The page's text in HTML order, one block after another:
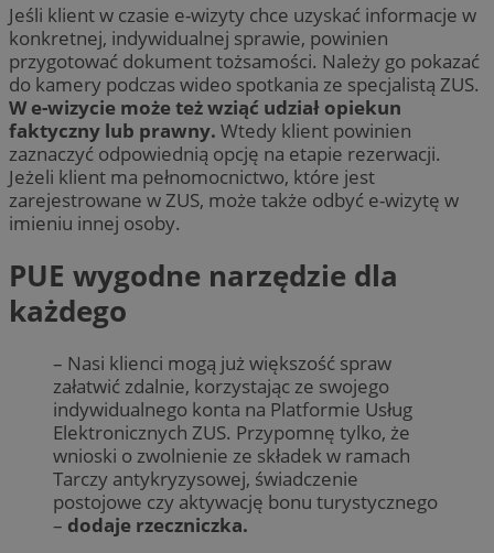
Jeśli klient w czasie e-wizyty chce uzyskać informacje w
konkretnej, indywidualnej sprawie, powinien
przygotować dokument tożsamości. Należy go pokazać
do kamery podczas wideo spotkania ze specjalistą ZUS.
W e-wizycie może też wziąć udział opiekun
faktyczny lub prawny. Wtedy klient powinien
zaznaczyć odpowiednią opcję na etapie rezerwacji.
Jeżeli klient ma pełnomocnictwo, które jest
zarejestrowane w ZUS, może także odbyć e-wizytę w
imieniu innej osoby.
PUE wygodne narzędzie dla
każdego
– Nasi klienci mogą już większość spraw
załatwić zdalnie, korzystając ze swojego
indywidualnego konta na Platformie Usług
Elektronicznych ZUS. Przypomnę tylko, że
wnioski o zwolnienie ze składek w ramach
Tarczy antykryzysowej, świadczenie
postojowe czy aktywację bonu turystycznego
– dodaje rzeczniczka.